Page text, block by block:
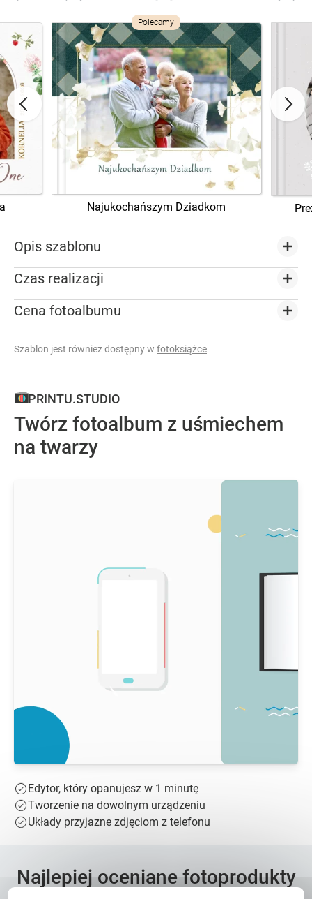
Polecamy
Najukochańszym Dziadkom
Opis szablonu
Czas realizacji
Cena fotoalbumu
Szablon jest również dostępny w fotoksiążce
PRINTU.STUDIO
Twórz fotoalbum z uśmiechem
na twarzy
Edytor, który opanujesz w 1 minutę
Tworzenie na dowolnym urządzeniu
Układy przyjazne zdjęciom z telefonu
Najlepiej oceniane fotoprodukty